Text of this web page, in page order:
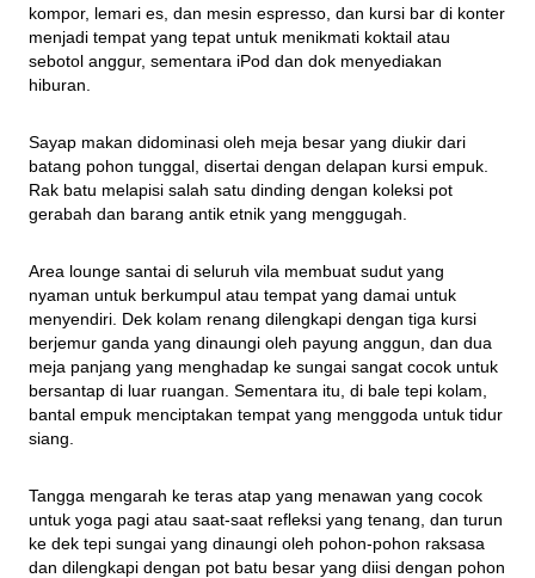
kompor, lemari es, dan mesin espresso, dan kursi bar di konter
menjadi tempat yang tepat untuk menikmati koktail atau
sebotol anggur, sementara iPod dan dok menyediakan
hiburan.
Sayap makan didominasi oleh meja besar yang diukir dari
batang pohon tunggal, disertai dengan delapan kursi empuk.
Rak batu melapisi salah satu dinding dengan koleksi pot
gerabah dan barang antik etnik yang menggugah.
Area lounge santai di seluruh vila membuat sudut yang
nyaman untuk berkumpul atau tempat yang damai untuk
menyendiri. Dek kolam renang dilengkapi dengan tiga kursi
berjemur ganda yang dinaungi oleh payung anggun, dan dua
meja panjang yang menghadap ke sungai sangat cocok untuk
bersantap di luar ruangan. Sementara itu, di bale tepi kolam,
bantal empuk menciptakan tempat yang menggoda untuk tidur
siang.
Tangga mengarah ke teras atap yang menawan yang cocok
untuk yoga pagi atau saat-saat refleksi yang tenang, dan turun
ke dek tepi sungai yang dinaungi oleh pohon-pohon raksasa
dan dilengkapi dengan pot batu besar yang diisi dengan pohon